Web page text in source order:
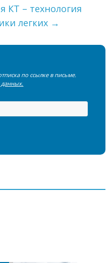
КТ – технология
легких →
по ссылке в письме.
данных.